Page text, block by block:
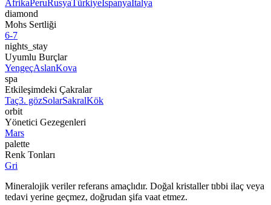
Afrika Peru RusyaTürkiye İspanya İtalya
diamond
Mohs Sertliği
6-7
nights_stay
Uyumlu Burçlar
YengeçAslanKova
spa
Etkileşimdeki Çakralar
Taç3. gözSolarSakralKök
orbit
Yönetici Gezegenleri
Mars
palette
Renk Tonları
Gri
Mineralojik veriler referans amaçlıdır. Doğal kristaller tıbbi ilaç veya
tedavi yerine geçmez, doğrudan şifa vaat etmez.